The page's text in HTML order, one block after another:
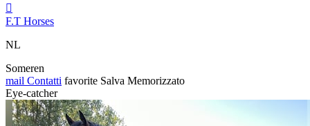

F.T Horses
NL
Someren
mail Contatti favorite Salva Memorizzato
Eye-catcher